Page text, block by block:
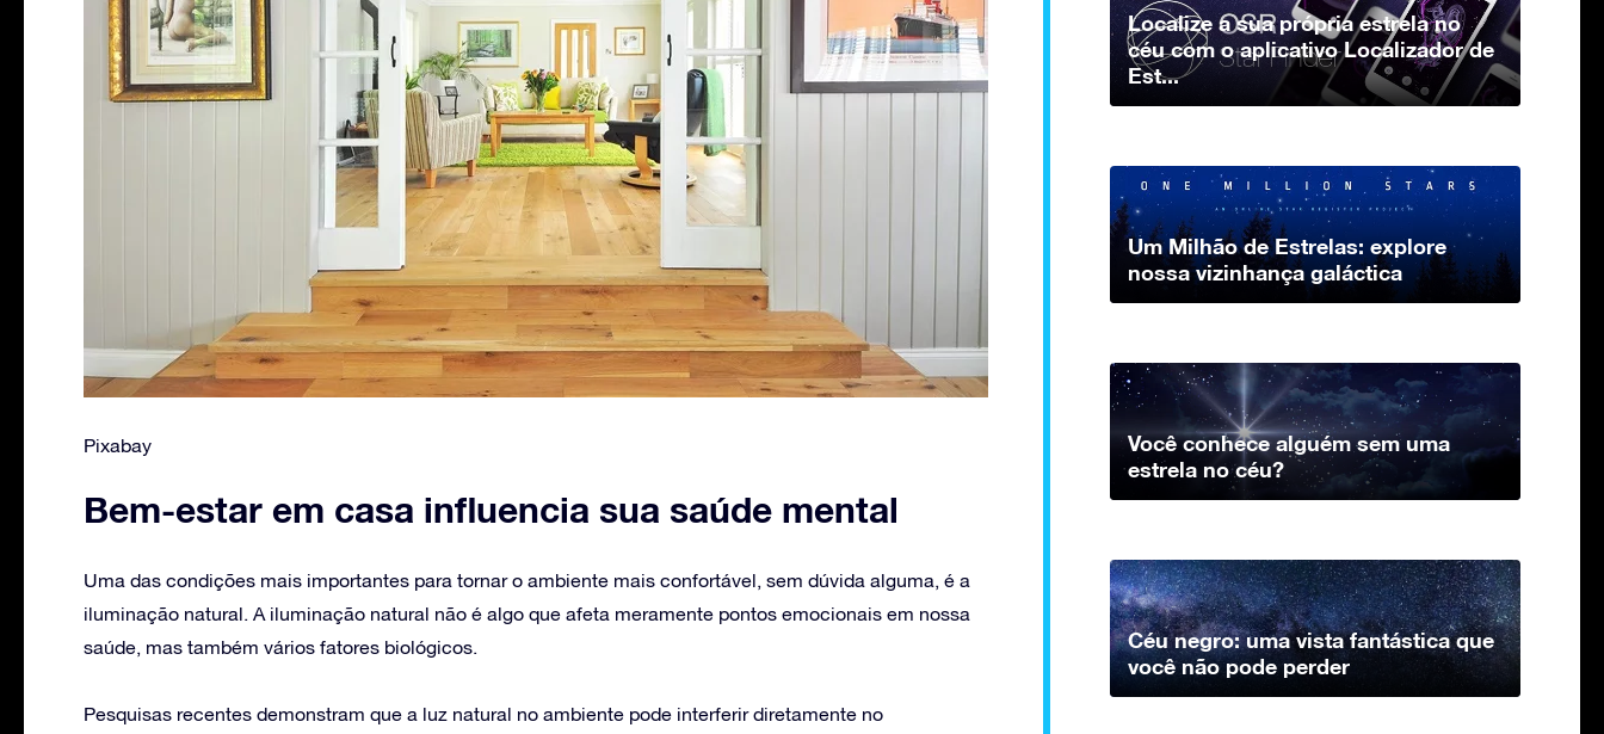
Pixabay
Bem-estar em casa influencia sua saúde mental
Uma das condições mais importantes para tornar o ambiente mais confortável, sem dúvida alguma, é a
iluminação natural. A iluminação natural não é algo que afeta meramente pontos emocionais em nossa
saúde, mas também vários fatores biológicos.
Pesquisas recentes demonstram que a luz natural no ambiente pode interferir diretamente no
Localize a sua própria estrela no
céu com o aplicativo Localizador de
Est...
Um Milhão de Estrelas: explore
nossa vizinhança galáctica
Você conhece alguém sem uma
estrela no céu?
Céu negro: uma vista fantástica que
você não pode perder